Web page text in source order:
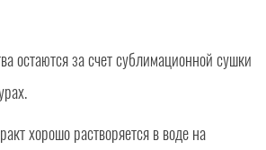
остаются за счет сублимационной сушки
хорошо растворяется в воде на